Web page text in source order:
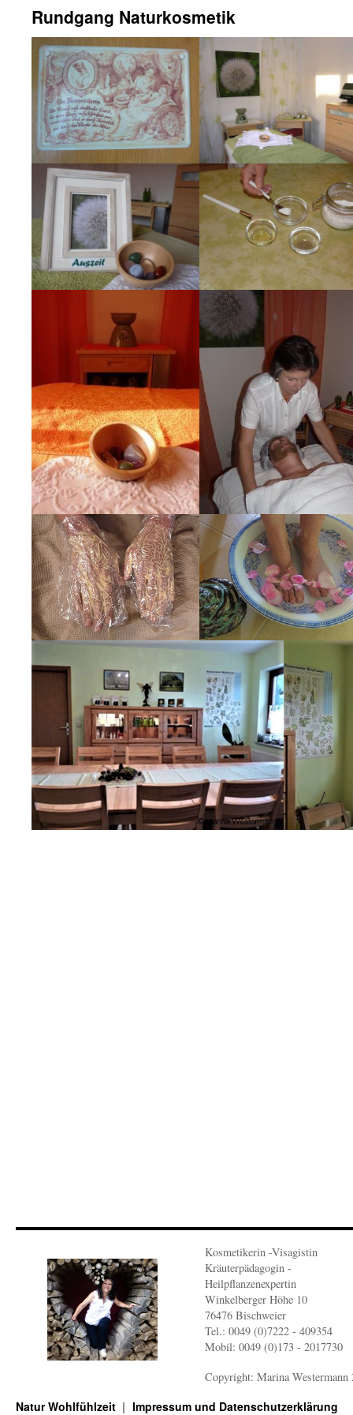
Rundgang Naturkosmetik
Kosmetikerin -Visagistin
Kräuterpädagogin -
Heilpflanzenexpertin
Winkelberger Höhe 10
76476 Bischweier
Tel.: 0049 (0)7222 - 409354
Mobil: 0049 (0)173 - 2017730
Copyright: Marina Westermann
Natur Wohlfühlzeit Impressum und Datenschutzerklärung